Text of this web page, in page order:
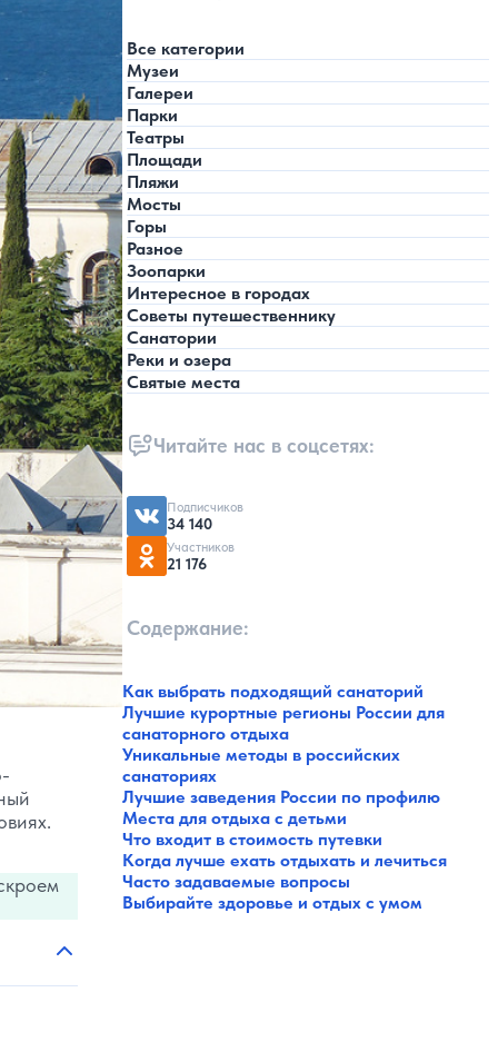
Читайте нас в соцсетях:
Подписчиков
34 140
Участников
21 176
Все категории
Музеи
Галереи
Парки
Театры
Площади
Пляжи
Мосты
Горы
Разное
Зоопарки
Интересное в городах
Советы путешественнику
Санатории
Реки и озера
Святые места
Содержание:
Как выбрать подходящий санаторий
Лучшие курортные регионы России для
санаторного отдыха
Уникальные методы в российских
санаториях
Лучшие заведения России по профилю
Места для отдыха с детьми
Что входит в стоимость путевки
Когда лучше ехать отдыхать и лечиться
Часто задаваемые вопросы
Выбирайте здоровье и отдых с умом